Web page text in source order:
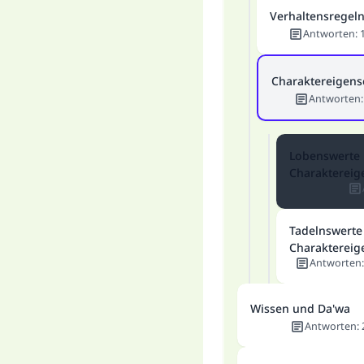
Verhaltensregeln
Antworten:
Antworten:
Lobenswerte
Tadelnswerte
Antworten:
Wissen und Da'wa
Antworten: